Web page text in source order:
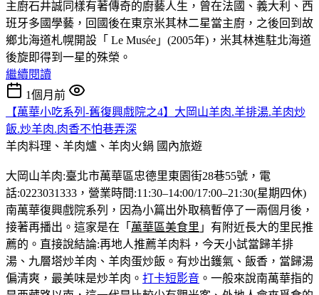
主廚石井誠同樣有著傳奇的廚藝人生，曾在法國、義大利、西
班牙多國學藝，回國後在東京米其林二星當主廚，之後回到故
鄉北海道札幌開設「 Le Musée」(2005年)，米其林進駐北海道
後旋即得到一星的殊榮。
繼續閱讀
1個月前
【萬華小吃系列-舊復興戲院之4】大岡山羊肉.羊排湯.羊肉炒
飯.炒羊肉.肉香不怕巷弄深
羊肉料理、羊肉爐、羊肉火鍋 國內旅遊
大岡山羊肉:臺北市萬華區忠德里東園街28巷55號，電
話:0223031333，營業時間:11:30–14:00/17:00–21:30(星期四休)
南萬華復興戲院系列，因為小篇出外取稿暫停了一兩個月後，
接著再播出。這家是在「 萬華區美食里 」有附近長大的里民推
薦的。直接說結論:再地人推薦羊肉料，今天小試當歸羊排
湯、九層塔炒羊肉、羊肉蛋炒飯。有炒出鑊氣、飯香，當歸湯
偏清爽，最美味是炒羊肉。 打卡短影音 。一般來說南萬華指的